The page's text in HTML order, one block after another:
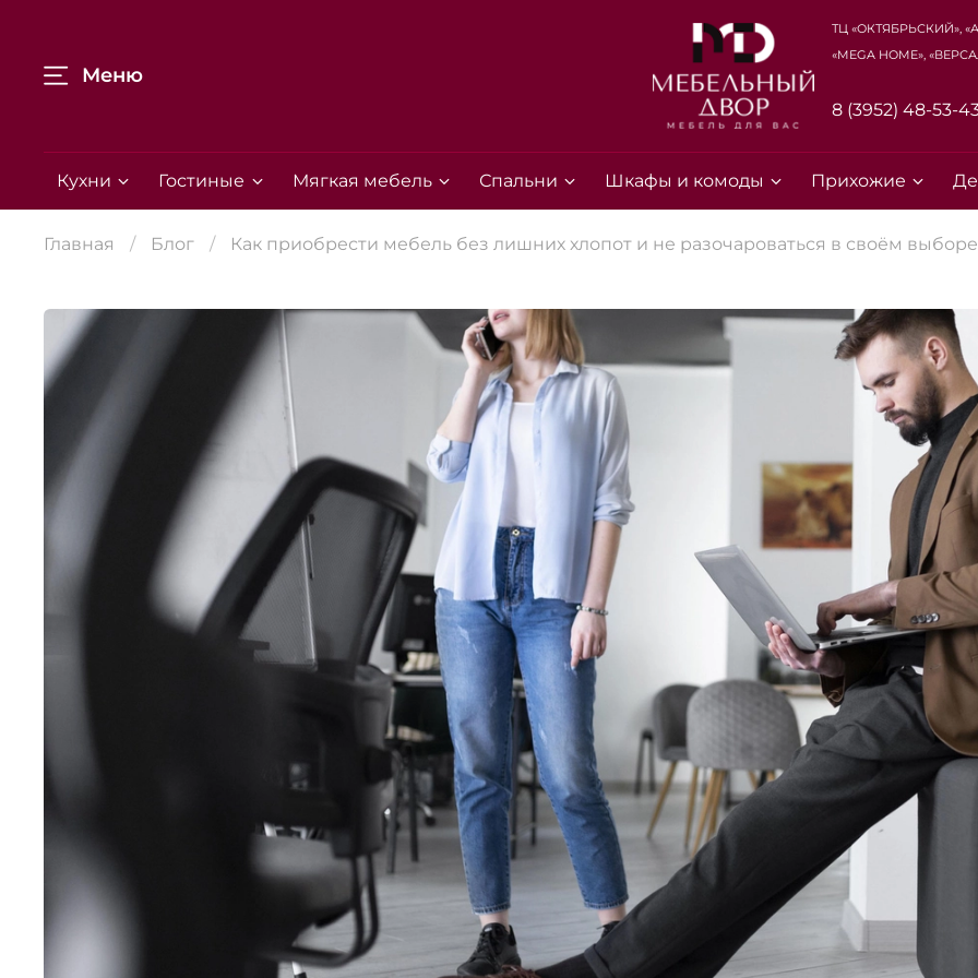
Меню
ТЦ «Октябрьский»,
«Mega Home»,
8 (3952) 48-53-
Кухни Гостиные Мягкая мебель Спальни Шкафы и комоды Прихожие
Главная Блог Как приобрести мебель без лишних хлопот и не разочароваться в своём
Для клиентов всех банков
Разбейтеоплату на части
Сегодня
25%
Добавляйте товарыв корзину
Оплачивайте сегодня только 25 % картой любого
Получайте товарвыбранный способом
Оставшиеся % будутсписываться